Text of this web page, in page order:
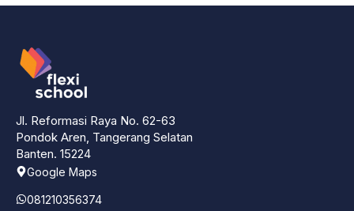
Jl. Reformasi Raya No. 62-63
Pondok Aren, Tangerang Selatan
Banten. 15224
Google Maps
081210356374